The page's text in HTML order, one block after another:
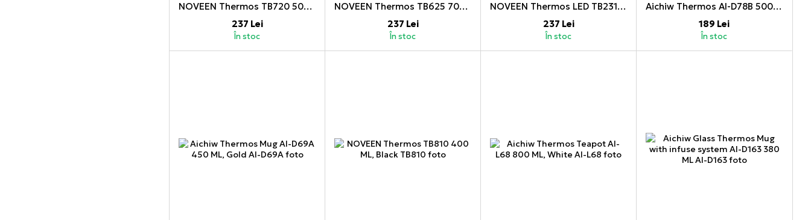
NOVEEN Thermos TB720 500 ML, Grey
237 Lei
În stoc
NOVEEN Thermos TB625 700 ML, Red
237 Lei
În stoc
NOVEEN Thermos LED TB2319 450 ML, Marble
237 Lei
În stoc
Aichiw Thermos AI-D78B 500 ML, White
189 Lei
În stoc